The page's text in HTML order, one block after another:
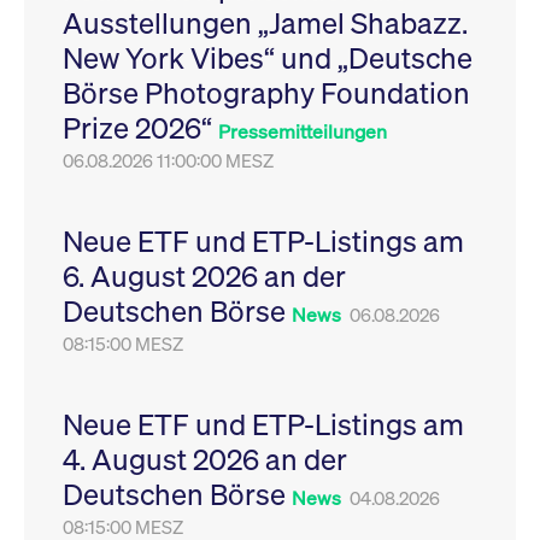
Ausstellungen „Jamel Shabazz.
New York Vibes“ und „Deutsche
Börse Photography Foundation
Prize 2026“ Pressemitteilungen
06.08.2026 11:00:00 MESZ
Neue ETF und ETP-Listings am
6. August 2026 an der
Deutschen Börse News 06.08.2026
08:15:00 MESZ
Neue ETF und ETP-Listings am
4. August 2026 an der
Deutschen Börse News 04.08.2026
08:15:00 MESZ
Leistung der Website
zu messen. Es handelt
sich um ein Muster-
Cookie, bei dem auf
das Präfix _pk_ses
eine kurze Reihe von
VISITOR_PRIVACY_METADATA
YouTube
.youtube.com
6
Monate
Dieses Cookie dient
Speicherung der
Einwilligungs- und
des Nutzers für ihre
Interaktion mit der
Sitzungen geehrt